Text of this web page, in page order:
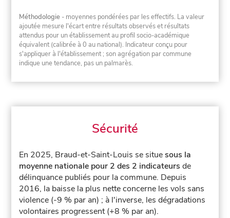
Méthodologie - moyennes pondérées par les effectifs. La valeur
ajoutée mesure l'écart entre résultats observés et résultats
attendus pour un établissement au profil socio-académique
équivalent (calibrée à 0 au national). Indicateur conçu pour
s'appliquer à l'établissement ; son agrégation par commune
indique une tendance, pas un palmarès.
Sécurité
En 2025, Braud-et-Saint-Louis se situesous la
moyenne nationale pour 2 des 2 indicateurs de
délinquance publiés pour la commune. Depuis
2016, la baisse la plus nette concerne les vols sans
violence (-9 % par an) ; à l'inverse, les dégradations
volontaires progressent (+8 % par an).